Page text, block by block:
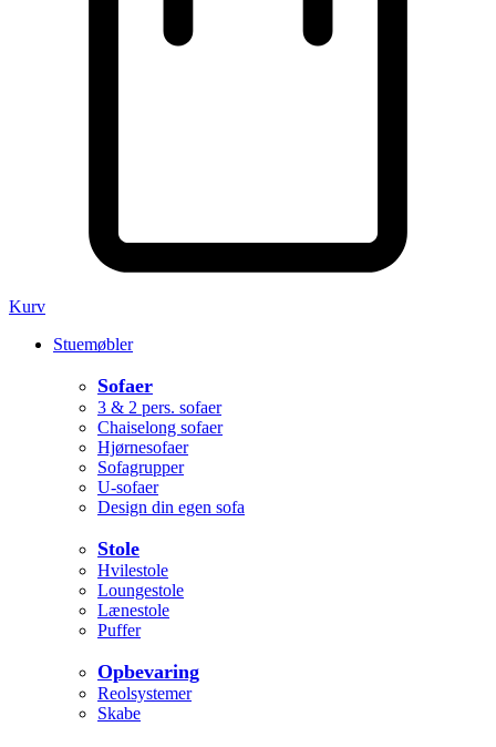
Kurv
Stuemøbler
Sofaer
3 & 2 pers. sofaer
Chaiselong sofaer
Hjørnesofaer
Sofagrupper
U-sofaer
Design din egen sofa
Stole
Hvilestole
Loungestole
Lænestole
Puffer
Opbevaring
Reolsystemer
Skabe